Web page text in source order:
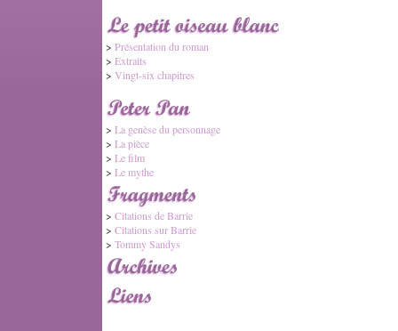
> Présentation du roman
> Extraits
> Vingt-six chapitres
> La genèse du personnage
> La pièce
> Le film
> Le mythe
> Citations de Barrie
> Citations sur Barrie
> Tommy Sandys